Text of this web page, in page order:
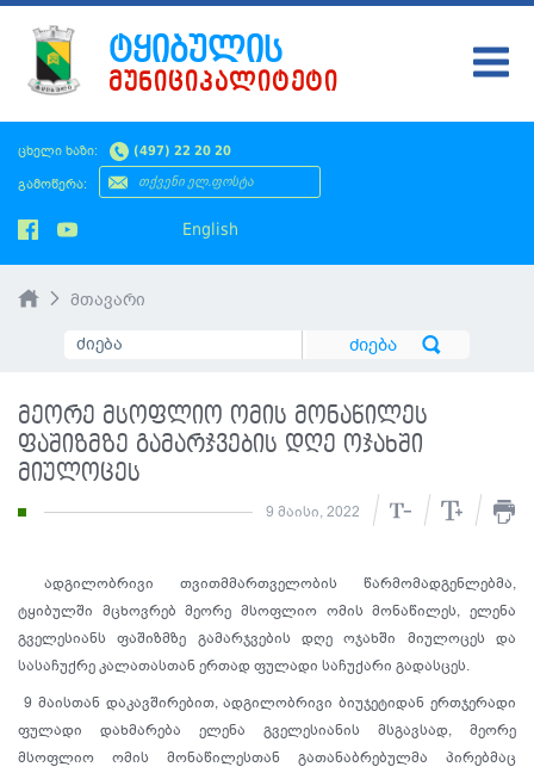
ცხელი ხაზი: (497) 22 20 20
გამოწერა:
English
ᲢᲧᲘᲑᲣᲚᲘᲡ
ᲛᲣᲜᲘᲪᲘᲞᲐᲚᲘᲢᲔᲢᲘ
ᲢᲧᲘᲑᲣᲚᲘ
ᲡᲐᲙᲠᲔᲑᲣᲚᲝ
ᲛᲝᲥᲐᲚᲐᲥᲔᲡ
SMS ᲞᲚᲐᲢᲤᲝᲠᲛᲐ
ᲡᲔᲠᲕᲘᲡᲔᲑᲘ
მთავარი
მეორე მსოფლიო ომის მონაწილეს
ფაშიზმზე გამარჯვების დღე ოჯახში
მიულოცეს
9 მაისი, 2022
ადგილობრივი თვითმმართველობის წარმომადგენლებმა,
ტყიბულში მცხოვრებ მეორე მსოფლიო ომის მონაწილეს, ელენა
გველესიანს ფაშიზმზე გამარჯვების დღე ოჯახში მიულოცეს და
სასაჩუქრე კალათასთან ერთად ფულადი საჩუქარი გადასცეს.
9 მაისთან დაკავშირებით, ადგილობრივი ბიუჯეტიდან ერთჯერადი
ფულადი დახმარება ელენა გველესიანის მსგავსად, მეორე
მსოფლიო ომის მონაწილესთან გათანაბრებულმა პირებმაც